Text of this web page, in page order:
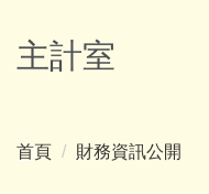
到
主
容
主計室
首頁 財務資訊公開